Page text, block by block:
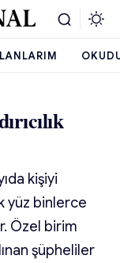
kişiyi
yüz binlerce
Özel birim
şüpheliler